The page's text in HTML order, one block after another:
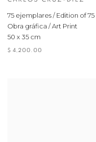
75 ejemplares / Edition of 75
Obra gráfica / Art Print
50 x 35 cm
$ 4,200.00